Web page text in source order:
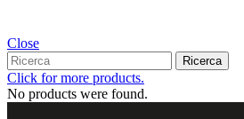
Close
Ricerca
Click for more products.
No products were found.